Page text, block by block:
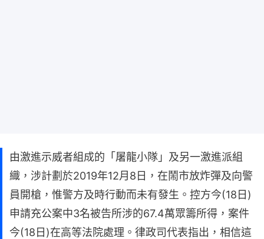
由激進示威者組成的「屠龍小隊」及另一激進派組
織，涉計劃於2019年12月8日，在鬧市放炸彈及向警
員開槍，惟警方及時行動而未有發生。控方今(18日)
申請充公案中3名被告所涉的67.4萬眾籌所得，案件
今(18日)在高等法院處理。律政司代表指出，相信這